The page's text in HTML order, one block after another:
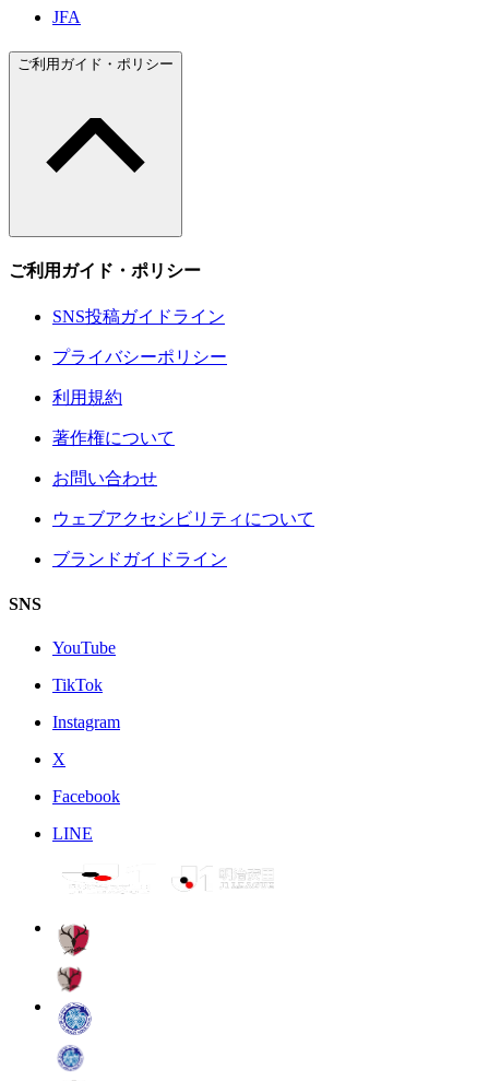
JFA
ご利用ガイド・ポリシー
ご利用ガイド・ポリシー
SNS投稿ガイドライン
プライバシーポリシー
利用規約
著作権について
お問い合わせ
ウェブアクセシビリティについて
ブランドガイドライン
SNS
YouTube
TikTok
Instagram
X
Facebook
LINE